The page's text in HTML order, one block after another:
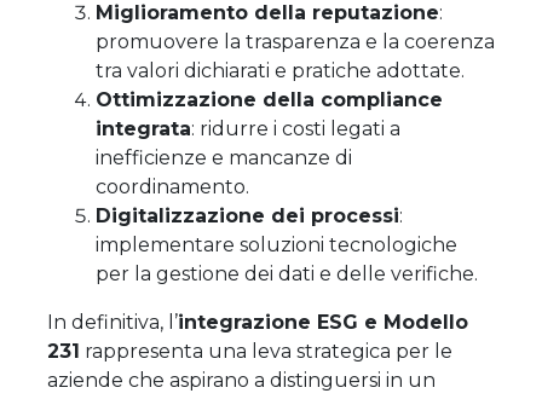
Miglioramento della reputazione:
promuovere la trasparenza e la coerenza
tra valori dichiarati e pratiche adottate.
Ottimizzazione della compliance
integrata: ridurre i costi legati a
inefficienze e mancanze di
coordinamento.
Digitalizzazione dei processi:
implementare soluzioni tecnologiche
per la gestione dei dati e delle verifiche.
In definitiva, l’integrazione ESG e Modello
231 rappresenta una leva strategica per le
aziende che aspirano a distinguersi in un